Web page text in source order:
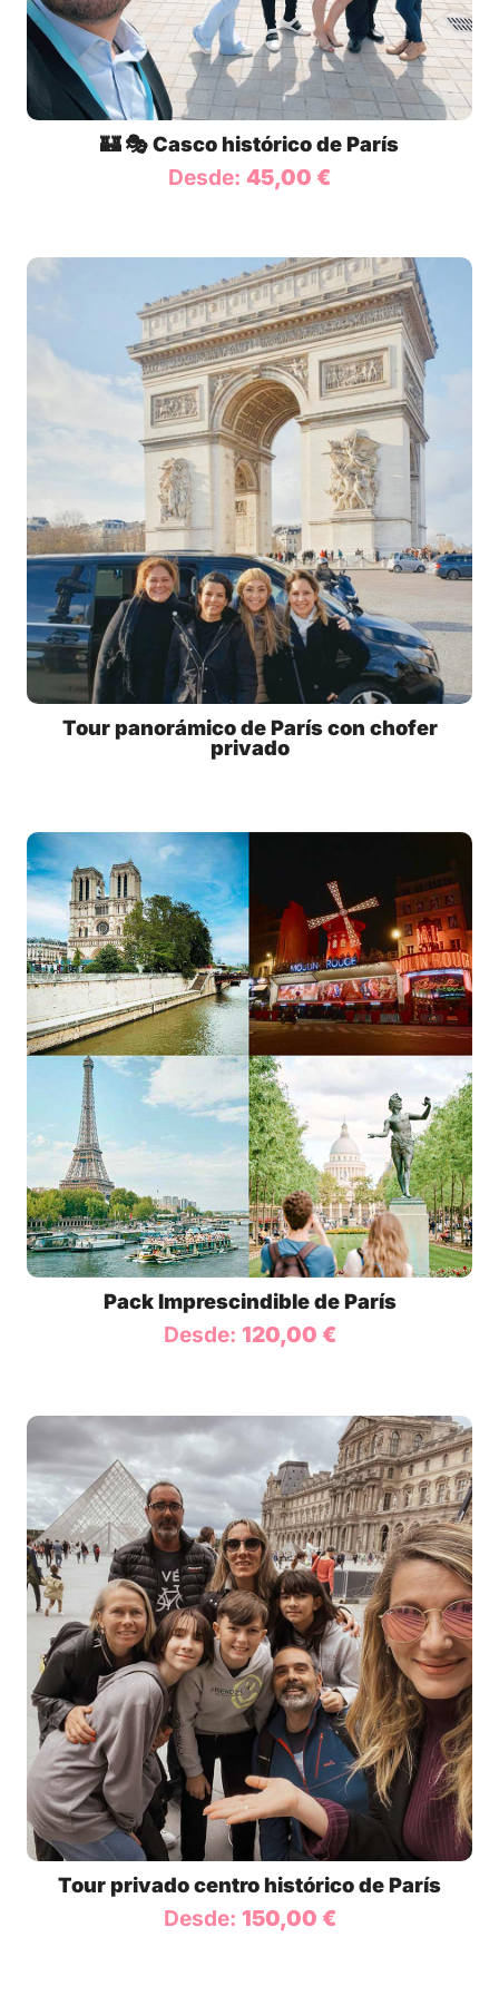
🏰 🎭 Casco histórico de París
Desde: 45,00 €
Tour panorámico de París con chofer
privado
Pack Imprescindible de París
Desde: 120,00 €
Tour privado centro histórico de París
Desde: 150,00 €